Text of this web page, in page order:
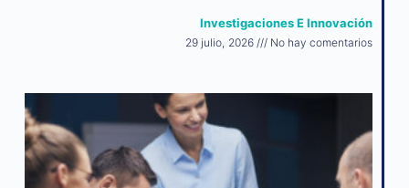
Investigaciones E Innovación
29 julio, 2026 No hay comentarios